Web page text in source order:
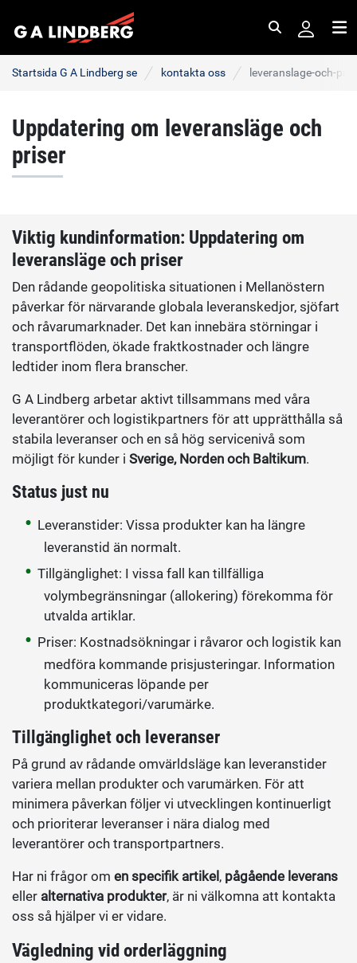
Startsida G A Lindberg se kontakta oss leveranslage-och-
Uppdatering om leveransläge och
priser
Viktig kundinformation: Uppdatering om
leveransläge och priser
Den rådande geopolitiska situationen i Mellanöstern
påverkar för närvarande globala leveranskedjor, sjöfart
och råvarumarknader. Det kan innebära störningar i
transportflöden, ökade fraktkostnader och längre
ledtider inom flera branscher.
G A Lindberg arbetar aktivt tillsammans med våra
leverantörer och logistikpartners för att upprätthålla så
stabila leveranser och en så hög servicenivå som
möjligt för kunder i Sverige, Norden och Baltikum.
Status just nu
Leveranstider: Vissa produkter kan ha längre
leveranstid än normalt.
Tillgänglighet: I vissa fall kan tillfälliga
volymbegränsningar (allokering) förekomma för
utvalda artiklar.
Priser: Kostnadsökningar i råvaror och logistik kan
medföra kommande prisjusteringar. Information
kommuniceras löpande per
produktkategori/varumärke.
Tillgänglighet och leveranser
På grund av rådande omvärldsläge kan leveranstider
variera mellan produkter och varumärken. För att
minimera påverkan följer vi utvecklingen kontinuerligt
och prioriterar leveranser i nära dialog med
leverantörer och transportpartners.
Har ni frågor om en specifik artikel , pågående leverans
eller alternativa produkter, är ni välkomna att kontakta
oss så hjälper vi er vidare.
Vägledning vid orderläggning